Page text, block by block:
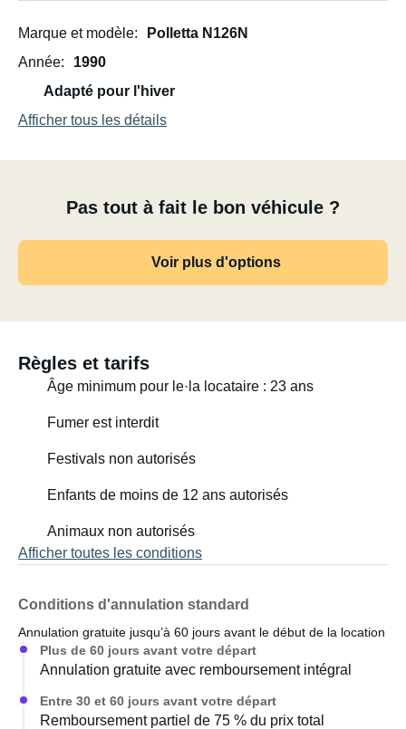
Marque et modèle
Polletta N126N
Année
1990
Adapté pour l'hiver
Afficher tous les détails
Pas tout à fait le bon véhicule ?
Voir plus d'options
Règles et tarifs
Âge minimum pour le·la locataire : 23 ans
Fumer est interdit
Festivals non autorisés
Enfants de moins de 12 ans autorisés
Animaux non autorisés
Afficher toutes les conditions
Conditions d'annulation standard
Annulation gratuite jusqu’à 60 jours avant le début de la location
Plus de 60 jours avant votre départ
Annulation gratuite avec remboursement intégral
Entre 30 et 60 jours avant votre départ
Remboursement partiel de 75 % du prix total